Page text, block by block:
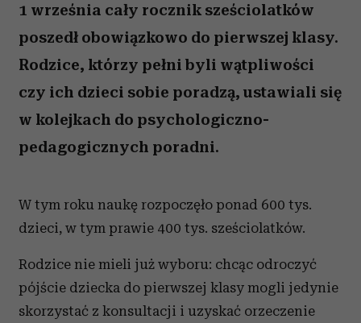
1 września cały rocznik sześciolatków
poszedł obowiązkowo do pierwszej klasy.
Rodzice, którzy pełni byli wątpliwości
czy ich dzieci sobie poradzą, ustawiali się
w kolejkach do psychologiczno-
pedagogicznych poradni.
W tym roku naukę rozpoczęło ponad 600 tys.
dzieci, w tym prawie 400 tys. sześciolatków.
Rodzice nie mieli już wyboru: chcąc odroczyć
pójście dziecka do pierwszej klasy mogli jedynie
skorzystać z konsultacji i uzyskać orzeczenie